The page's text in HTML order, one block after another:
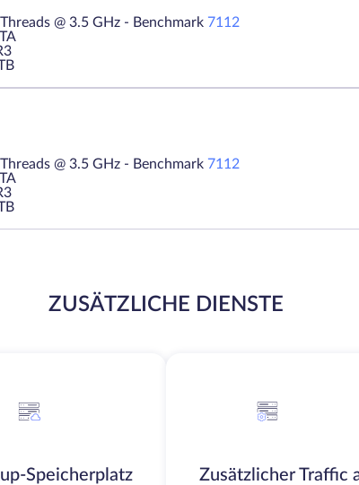
@ 3.5 GHz - Benchmark 7112
@ 3.5 GHz - Benchmark 7112
ZUSÄTZLICHE DIENSTE
Speicherplatz
Zusätzlicher Traffic